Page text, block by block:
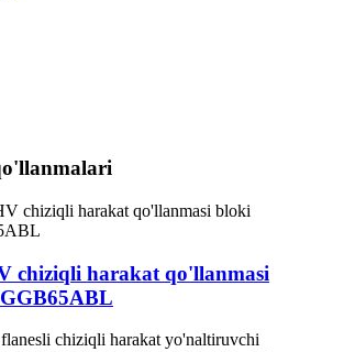
chiziqli harakat qo'llanmasi